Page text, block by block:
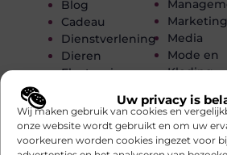
Uw privacy is
Wij maken gebruik van cookies en
onze website wordt gebruikt en om uw
voorkeuren worden cookies ingezet voor
Blog
Cadeau
Dienstverlening
Dieren
Electronica en
Energie
Marketing
Media
Mode en
Kleding
Onderwijs